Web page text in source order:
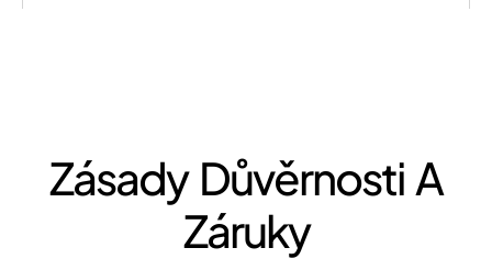
Zásady Důvěrnosti A
Záruky